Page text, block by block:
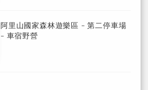
阿里山國家森林遊樂區 - 第二停車場
- 車宿野營